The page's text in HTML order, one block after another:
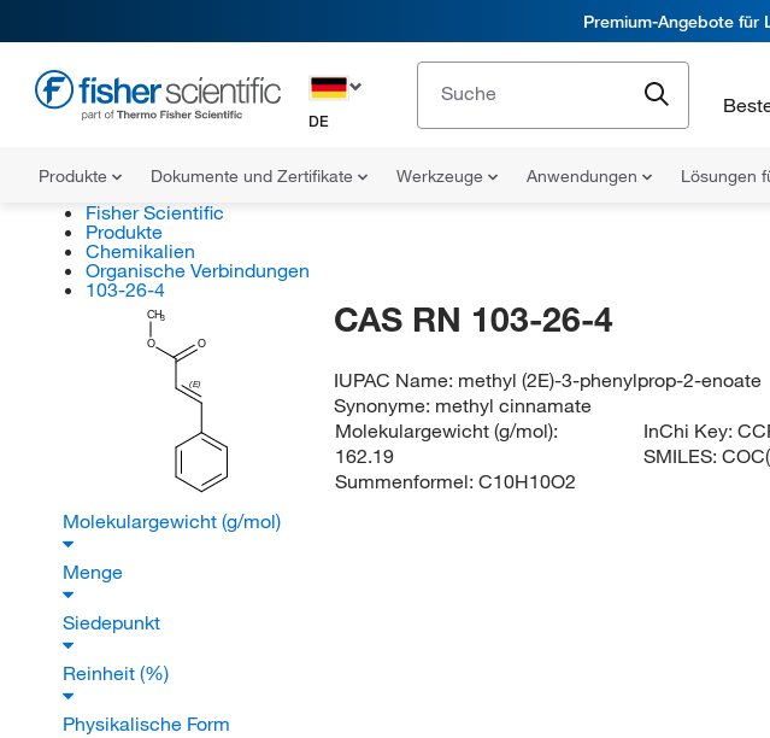
Premium-Angebote für
DE
Produkte Dokumente und Zertifikate Werkzeuge Anwendungen Lösungen
Fisher Scientific
Produkte
Chemikalien
Organische Verbindungen
103-26-4
CH3
O O
(E)
CAS RN 103-26-4
IUPAC Name: methyl (2E)-3-phenylprop-2-enoate
Synonyme: methyl cinnamate
Molekulargewicht (g/mol):
162.19
Summenformel: C10H10O2
InChi Key:
SMILES:
Molekulargewicht (g/mol)
Menge
Siedepunkt
Reinheit (%)
Physikalische Form